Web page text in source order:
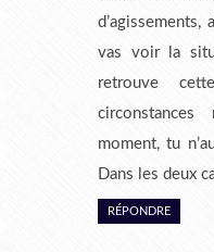
vas voir la
retrouve
moment, tu
Dans les deux
RÉPONDRE